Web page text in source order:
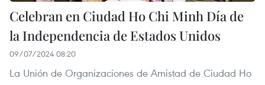
Celebran en Ciudad Ho Chi Minh Día de
la Independencia de Estados Unidos
09/07/2024 08:20
La Unión de Organizaciones de Amistad de Ciudad Ho